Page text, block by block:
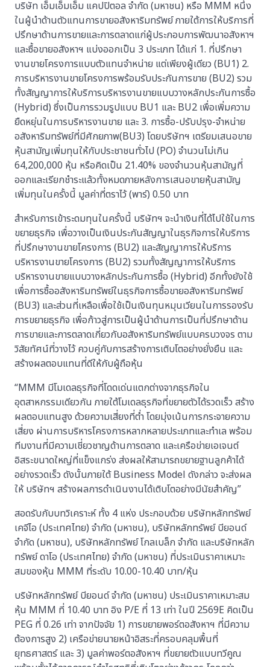
บริษัท เอ็มเอ็มเอ็ม แคปปิตอล จำกัด (มหาชน) หรือ MMM หนึ่ง
ในผู้นำด้านตัวแทนการขายอสังหาริมทรัพย์ ภายใต้การให้บริการที่
ปรึกษาด้านการขายและการตลาดแก่ผู้ประกอบการพัฒนาอสังหาฯ
และซื้อขายอสังหาฯ แบ่งออกเป็น 3 ประเภท ได้แก่ 1. ที่ปรึกษา
งานขายโครงการแบบตัวแทนจำหน่าย แต่เพียงผู้เดียว (BU1) 2.
การบริหารงานขายโครงการพร้อมรับประกันการขาย (BU2) รวม
ทั้งสัญญาการให้บริการบริหารงานขายแบบวางหลักประกันการซื้อ
(Hybrid) ซึ่งเป็นการรวมรูปแบบ BU1 และ BU2 เพื่อเพิ่มความ
ยืดหยุ่นในการบริหารงานขาย และ 3. การซื้อ-ปรับปรุง-จำหน่าย
อสังหาริมทรัพย์ที่มีศักยภาพ(BU3) โดยบริษัทฯ เตรียมเสนอขาย
หุ้นสามัญเพิ่มทุนให้กับประชาชนทั่วไป (PO) จำนวนไม่เกิน
64,200,000 หุ้น หรือคิดเป็น 21.40% ของจำนวนหุ้นสามัญที่
ออกและเรียกชำระแล้วทั้งหมดภายหลังการเสนอขายหุ้นสามัญ
เพิ่มทุนในครั้งนี้ มูลค่าที่ตราไว้ (พาร์) 0.50 บาท
สำหรับการเข้าระดมทุนในครั้งนี้ บริษัทฯ จะนำเงินที่ได้ไปใช้ในการ
ขยายธุรกิจ เพื่อวางเป็นเงินประกันสัญญาในธุรกิจการให้บริการ
ที่ปรึกษางานขายโครงการ (BU2) และสัญญาการให้บริการ
บริหารงานขายโครงการ (BU2) รวมทั้งสัญญาการให้บริการ
บริหารงานขายแบบวางหลักประกันการซื้อ (Hybrid) อีกทั้งยังใช้
เพื่อการซื้ออสังหาริมทรัพย์ในธุรกิจการซื้อขายอสังหาริมทรัพย์
(BU3) และส่วนที่เหลือเพื่อใช้เป็นเงินทุนหมุนเวียนในการรองรับ
การขยายธุรกิจ เพื่อก้าวสู่การเป็นผู้นำด้านการเป็นที่ปรึกษาด้าน
การขายและการตลาดเกี่ยวกับอสังหาริมทรัพย์แบบครบวงจร ตาม
วิสัยทัศน์ที่วางไว้ ควบคู่กับการสร้างการเติบโตอย่างยั่งยืน และ
สร้างผลตอบแทนที่ดีให้กับผู้ถือหุ้น
“MMM มีโมเดลธุรกิจที่โดดเด่นแตกต่างจากธุรกิจใน
อุตสาหกรรมเดียวกัน ภายใต้โมเดลธุรกิจที่ขยายตัวได้รวดเร็ว สร้าง
ผลตอบแทนสูง ด้วยความเสี่ยงที่ต่ำ โดยมุ่งเน้นการกระจายความ
เสี่ยง ผ่านการบริหารโครงการหลากหลายประเภทและทำเล พร้อม
ทีมงานที่มีความเชี่ยวชาญด้านการตลาด และเครือข่ายเอเจนต์
อิสระขนาดใหญ่ที่แข็งแกร่ง ส่งผลให้สามารถขยายฐานลูกค้าได้
อย่างรวดเร็ว ดังนั้นภายใต้ Business Model ดังกล่าว จะส่งผล
ให้ บริษัทฯ สร้างผลการดำเนินงานได้เติบโตอย่างมีนัยสำคัญ”
สอดรับกับบทวิเคราะห์ ทั้ง 4 แห่ง ประกอบด้วย บริษัทหลักทรัพย์
เคจีไอ (ประเทศไทย) จำกัด (มหาชน), บริษัทหลักทรัพย์ บียอนด์
จำกัด (มหาชน), บริษัทหลักทรัพย์ โกลเบล็ก จำกัด และบริษัทหลัก
ทรัพย์ ดาโอ (ประเทศไทย) จำกัด (มหาชน) ที่ประเมินราคาเหมาะ
สมของหุ้น MMM ที่ระดับ 10.00-10.40 บาท/หุ้น
บริษัทหลักทรัพย์ บียอนด์ จำกัด (มหาชน) ประเมินราคาเหมาะสม
หุ้น MMM ที่ 10.40 บาท อิง P/E ที่ 13 เท่า ในปี 2569E คิดเป็น
PEG ที่ 0.26 เท่า จากปัจจัย 1) การขยายพอร์ตอสังหาฯ ที่มีความ
ต้องการสูง 2) เครือข่ายนายหน้าอิสระที่ครอบคลุมพื้นที่
ยุทธศาสตร์ และ 3) มูลค่าพอร์ตอสังหาฯ ที่ขยายตัวแบบทวีคูณ